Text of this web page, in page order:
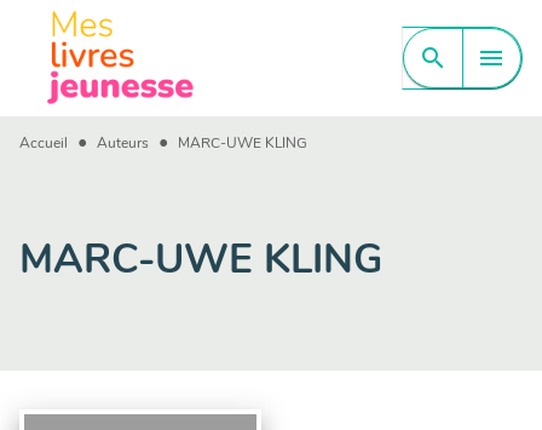
MENU CONTENU
PIED DE PAGE
search menu
Accueil • Auteurs • MARC-UWE KLING
MARC-UWE KLING